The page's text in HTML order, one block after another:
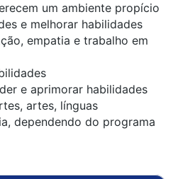
um ambiente propício
e melhorar habilidades
empatia e trabalho em
e aprimorar habilidades
artes, línguas
dependendo do programa